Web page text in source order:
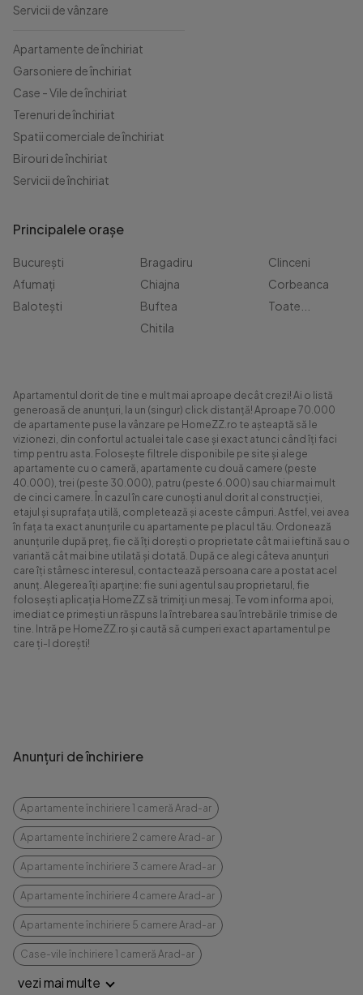
Servicii de vânzare
Apartamente de închiriat
Garsoniere de închiriat
Case - Vile de închiriat
Terenuri de închiriat
Spatii comerciale de închiriat
Birouri de închiriat
Servicii de închiriat
Principalele orașe
București
Afumați
Balotești
Bragadiru
Chiajna
Buftea
Chitila
Clinceni
Corbeanca
Toate...
Apartamentul dorit de tine e mult mai aproape decât crezi! Ai o listă
generoasă de anunțuri, la un (singur) click distanță! Aproape 70.000
de apartamente puse la vânzare pe HomeZZ.ro te așteaptă să le
vizionezi, din confortul actualei tale case și exact atunci când îți faci
timp pentru asta. Folosește filtrele disponibile pe site și alege
apartamente cu o cameră, apartamente cu două camere (peste
40.000), trei (peste 30.000), patru (peste 6.000) sau chiar mai mult
de cinci camere. În cazul în care cunoști anul dorit al construcției,
etajul și suprafața utilă, completează și aceste câmpuri. Astfel, vei avea
în fața ta exact anunțurile cu apartamente pe placul tău. Ordonează
anunțurile după preț, fie că îți dorești o proprietate cât mai ieftină sau o
variantă cât mai bine utilată și dotată. După ce alegi câteva anunțuri
care îți stârnesc interesul, contactează persoana care a postat acel
anunț. Alegerea îți aparține: fie suni agentul sau proprietarul, fie
folosești aplicația HomeZZ să trimiți un mesaj. Te vom informa apoi,
imediat ce primești un răspuns la întrebarea sau întrebările trimise de
tine. Intră pe HomeZZ.ro și caută să cumperi exact apartamentul pe
care ți-l dorești!
Anunțuri de închiriere
Apartamente închiriere 1 cameră Arad-ar
Apartamente închiriere 2 camere Arad-ar
Apartamente închiriere 3 camere Arad-ar
Apartamente închiriere 4 camere Arad-ar
Apartamente închiriere 5 camere Arad-ar
Case-vile închiriere 1 cameră Arad-ar
vezi mai multe